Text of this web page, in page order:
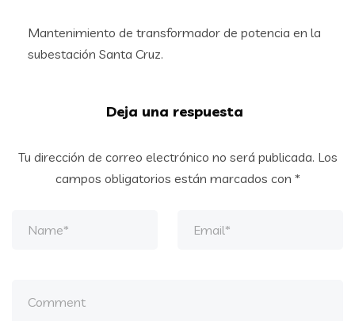
Mantenimiento de transformador de potencia en la
subestación Santa Cruz.
Deja una respuesta
Tu dirección de correo electrónico no será publicada. Los
campos obligatorios están marcados con *